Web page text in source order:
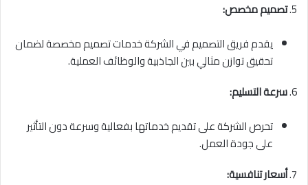
5. تصميم مخصص:
يقدم فريق التصميم في الشركة خدمات تصميم مخصصة لضمان
تحقيق توازن مثالي بين الجاذبية والوظائف العملية.
6. سرعة التسليم:
تحرص الشركة على تقديم خدماتها بفعالية وسرعة دون التأثير
على جودة العمل.
7. أسعار تنافسية: